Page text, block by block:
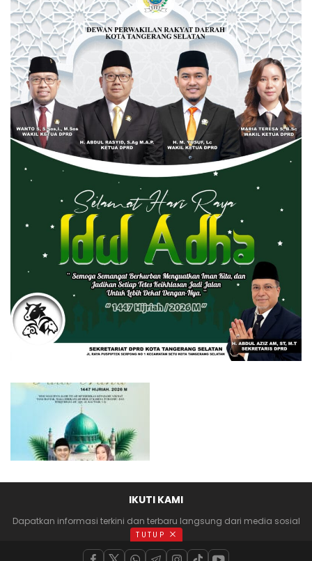
IKUTI KAMI
Dapatkan informasi terkini dan terbaru langsung dari media sosial
anda
TUTUP